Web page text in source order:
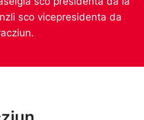
sco vicepresidenta da